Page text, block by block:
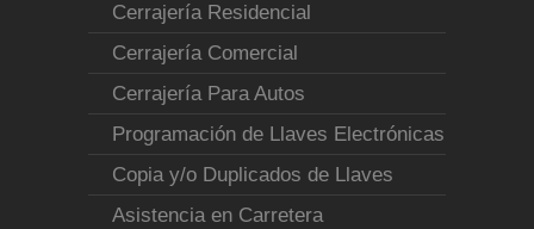
Cerrajería Residencial
Cerrajería Comercial
Cerrajería Para Autos
Programación de Llaves Electrónicas
Copia y/o Duplicados de Llaves
Asistencia en Carretera